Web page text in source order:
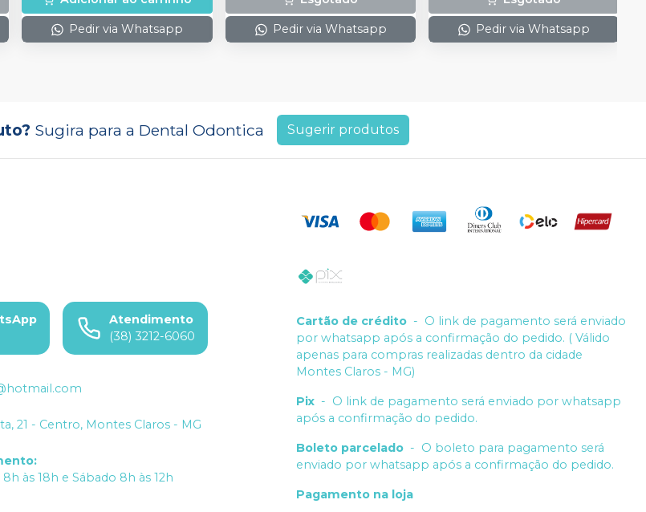
Pedir via Whatsapp Pedir via Whatsapp Pedir via Whatsapp
Sugira para a Dental Odontica Sugerir produtos
Atendimento
(38) 3212-6060
21 - Centro, Montes Claros - MG
:
às 18h e Sábado 8h às 12h
Cartão de crédito - O link de pagamento será enviado
por whatsapp após a confirmação do pedido. ( Válido
apenas para compras realizadas dentro da cidade
Montes Claros - MG)
Pix - O link de pagamento será enviado por whatsapp
após a confirmação do pedido.
Boleto parcelado - O boleto para pagamento será
enviado por whatsapp após a confirmação do pedido.
Pagamento na loja